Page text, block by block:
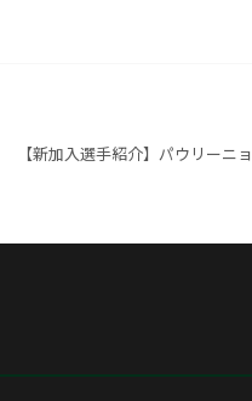
【新加入選手紹介】パウリーニョ